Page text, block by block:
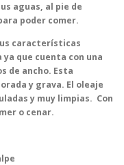
aguas, al pie de
poder comer.
características
que cuenta con una
de ancho. Esta
y grava. El oleaje
y muy limpias. Con
o cenar.